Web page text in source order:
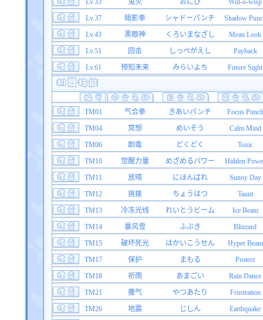
Lv.33
鬼火 おにび
Will-o-wisp
Lv.37
暗影拳 シャドーパンチ
Shadow
Lv.43
黑眼神 くろいまなざし
Mean Look
Lv.51
回击 しっぺがえし
Payback
Lv.61
预知未来 みらいよち Future Sight
TM01 气合拳 きあいパンチ
Focus Punch
TM04
冥想 めいそう
Calm Mind
TM06
剧毒 どくどく
Toxic
TM10
觉醒力量 めざめるパワー
Hidden
TM11
放晴 にほんばれ
Sunny Day
TM12
挑拨 ちょうはつ
Taunt
TM13
冷冻光线 れいとうビーム
Ice Beam
TM14
暴风雪 ふぶき
Blizzard
TM15
破坏死光 はかいこうせん
Hyper Beam
TM17
保护 まもる
Protect
TM18
祈雨 あまごい
Rain Dance
TM21
撒气 やつあたり
Frustration
TM26
地震 じしん
Earthquake